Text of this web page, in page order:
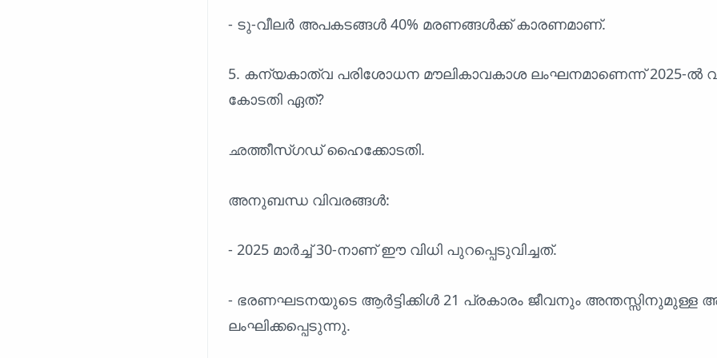
- ടു-വീലർ അപകടങ്ങൾ 40% മരണങ്ങൾക്ക് കാരണമാണ്.
5. കന്യകാത്വ പരിശോധന മൗലികാവകാശ ലംഘനമാണെന്ന് 2025-ൽ
കോടതി ഏത്?
ഛത്തീസ്ഗഡ് ഹൈക്കോടതി.
അനുബന്ധ വിവരങ്ങൾ:
- 2025 മാർച്ച് 30-നാണ് ഈ വിധി പുറപ്പെടുവിച്ചത്.
- ഭരണഘടനയുടെ ആർട്ടിക്കിൾ 21 പ്രകാരം ജീവനും അന്തസ്സിനുമുള്ള
ലംഘിക്കപ്പെടുന്നു.